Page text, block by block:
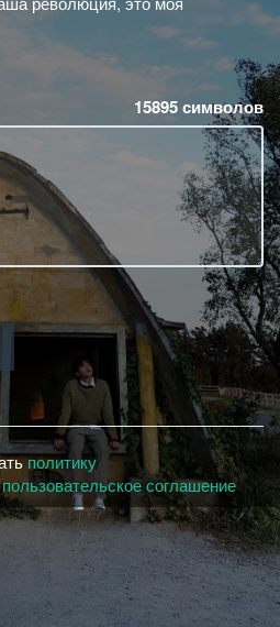
15895символов
политику
пользовательское соглашение